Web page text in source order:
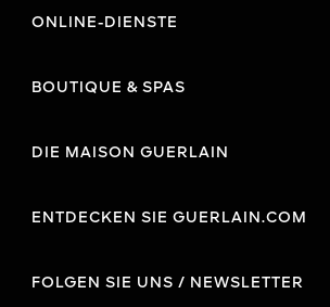
ONLINE-DIENSTE
BOUTIQUE & SPAS
DIE MAISON GUERLAIN
ENTDECKEN SIE GUERLAIN.COM
FOLGEN SIE UNS / NEWSLETTER